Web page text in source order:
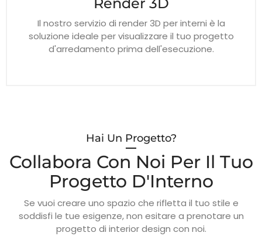
Il nostro servizio di render 3D per interni è la
soluzione ideale per visualizzare il tuo progetto
d'arredamento prima dell'esecuzione.
Hai Un Progetto?
Collabora Con Noi Per Il Tuo
Progetto D'Interno
Se vuoi creare uno spazio che rifletta il tuo stile e
soddisfi le tue esigenze, non esitare a prenotare un
progetto di interior design con noi.